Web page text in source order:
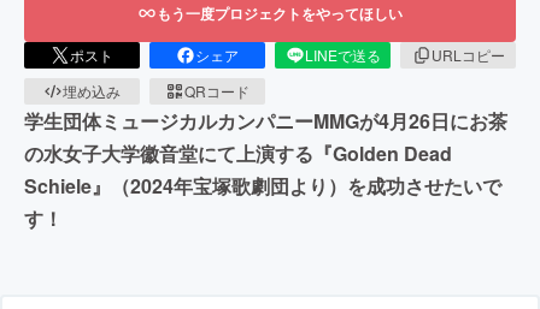
もう一度プロジェクトをやってほしい
ポスト シェア LINEで送る
URLコピー
埋め込み
QRコード
学生団体ミュージカルカンパニーMMGが4月26日にお茶
の水女子大学徽音堂にて上演する『Golden Dead
Schiele』（2024年宝塚歌劇団より）を成功させたいで
す！